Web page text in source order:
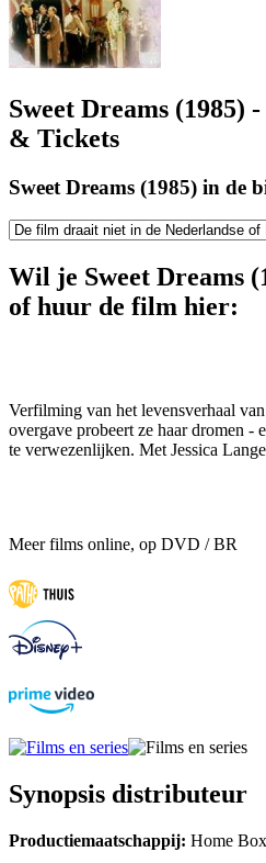
Sweet Dreams (1985)
& Tickets
Sweet Dreams (1985) in de
Wil je Sweet Dreams
of huur de film hier:
Verfilming van het levensverhaal
overgave probeert ze haar dromen -
te verwezenlijken. Met Jessica
Meer films online, op DVD / BR
Synopsis distributeur
Productiemaatschappij: Home